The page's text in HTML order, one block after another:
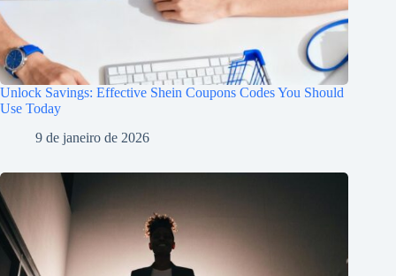
Unlock Savings: Effective Shein Coupons Codes You Should
Use Today
9 de janeiro de 2026